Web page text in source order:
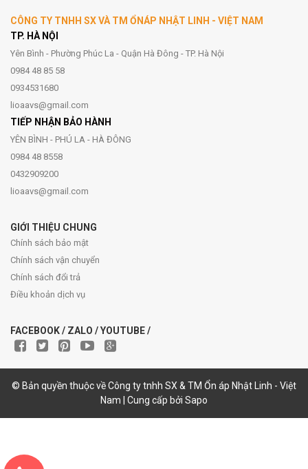
CÔNG TY TNHH SX VÀ TM ỔNÁP NHẬT LINH - VIỆT NAM
TP. HÀ NỘI
Yên Bình - Phường Phúc La - Quận Hà Đông - TP. Hà Nội
0984 48 85 58
0934531680
lioaavs@gmail.com
TIẾP NHẬN BẢO HÀNH
YÊN BÌNH - PHÚ LA - HÀ ĐÔNG
0984 48 8558
0432909200
lioaavs@gmail.com
GIỚI THIỆU CHUNG
Chính sách bảo mật
Chính sách vận chuyển
Chính sách đổi trả
Điều khoản dịch vụ
FACEBOOK / ZALO / YOUTUBE /
© Bản quyền thuộc về Công ty tnhh SX & TM Ổn áp Nhật Linh - Việt
Nam | Cung cấp bởi Sapo